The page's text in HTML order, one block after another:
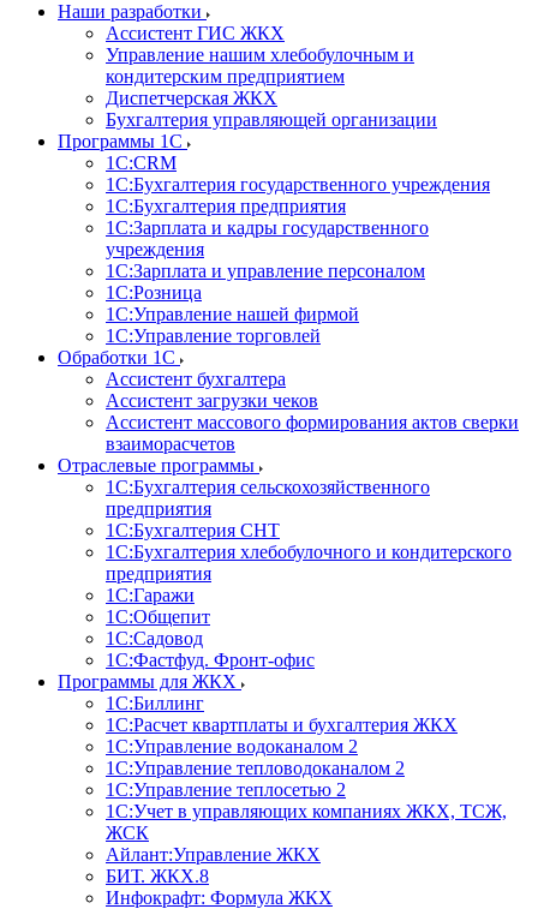
Наши разработки
Ассистент ГИС ЖКХ
Управление нашим хлебобулочным и
кондитерским предприятием
Диспетчерская ЖКХ
Бухгалтерия управляющей организации
Программы 1С
1С:CRM
1С:Бухгалтерия государственного учреждения
1С:Бухгалтерия предприятия
1С:Зарплата и кадры государственного
учреждения
1С:Зарплата и управление персоналом
1С:Розница
1С:Управление нашей фирмой
1С:Управление торговлей
Обработки 1С
Ассистент бухгалтера
Ассистент загрузки чеков
Ассистент массового формирования актов сверки
взаиморасчетов
Отраслевые программы
1С:Бухгалтерия сельскохозяйственного
предприятия
1С:Бухгалтерия СНТ
1С:Бухгалтерия хлебобулочного и кондитерского
предприятия
1С:Гаражи
1С:Общепит
1С:Садовод
1С:Фастфуд. Фронт-офис
Программы для ЖКХ
1С:Биллинг
1С:Расчет квартплаты и бухгалтерия ЖКХ
1С:Управление водоканалом 2
1С:Управление тепловодоканалом 2
1С:Управление теплосетью 2
1С:Учет в управляющих компаниях ЖКХ, ТСЖ,
ЖСК
Айлант:Управление ЖКХ
БИТ. ЖКХ.8
Инфокрафт: Формула ЖКХ